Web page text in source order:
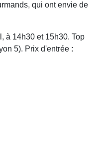
qui ont envie de
à 14h30 et 15h30. Top
5). Prix d'entrée :